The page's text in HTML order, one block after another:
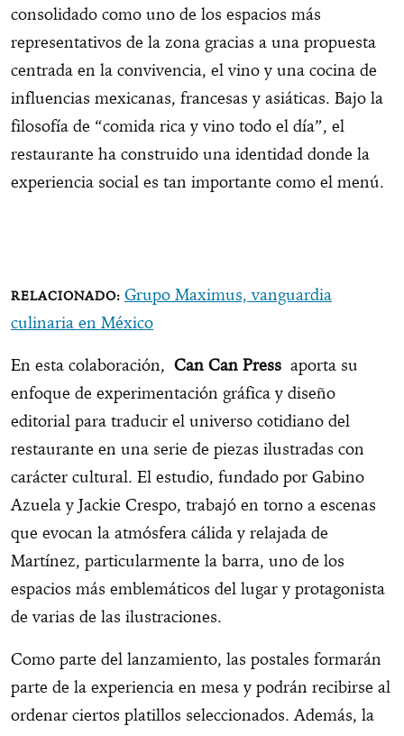
consolidado como uno de los espacios más
representativos de la zona gracias a una propuesta
centrada en la convivencia, el vino y una cocina de
influencias mexicanas, francesas y asiáticas. Bajo la
filosofía de “comida rica y vino todo el día”, el
restaurante ha construido una identidad donde la
experiencia social es tan importante como el menú.
Grupo Maximus, vanguardia
culinaria en México
En esta colaboración, Can Can Press aporta su
enfoque de experimentación gráfica y diseño
editorial para traducir el universo cotidiano del
restaurante en una serie de piezas ilustradas con
carácter cultural. El estudio, fundado por Gabino
Azuela y Jackie Crespo, trabajó en torno a escenas
que evocan la atmósfera cálida y relajada de
Martínez, particularmente la barra, uno de los
espacios más emblemáticos del lugar y protagonista
de varias de las ilustraciones.
Como parte del lanzamiento, las postales formarán
parte de la experiencia en mesa y podrán recibirse al
ordenar ciertos platillos seleccionados. Además, la